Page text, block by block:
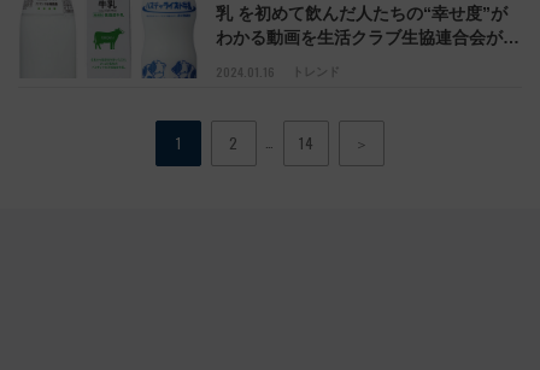
2024.01.16 トレンド
乳 を初めて飲んだ人たちの“幸せ度”が
わかる動画を生活クラブ生協連合会が公
1 2 14 ＞